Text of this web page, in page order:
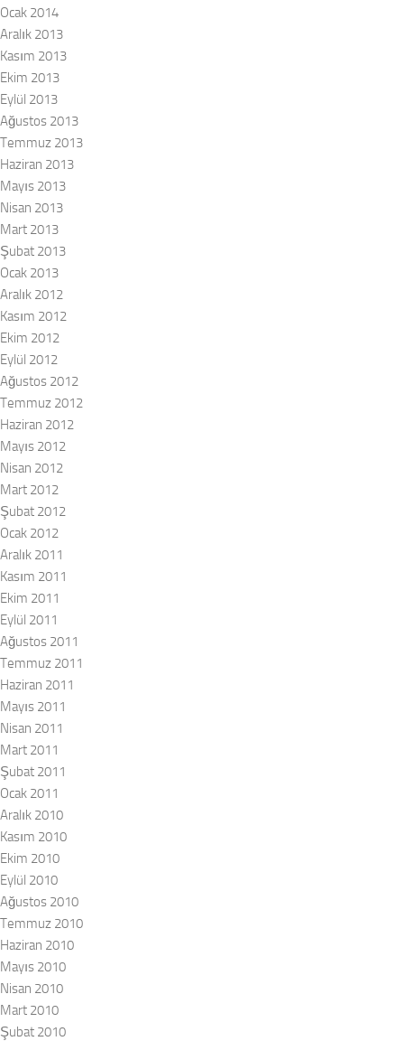
Ocak 2014
Aralık 2013
Kasım 2013
Ekim 2013
Eylül 2013
Ağustos 2013
Temmuz 2013
Haziran 2013
Mayıs 2013
Nisan 2013
Mart 2013
Şubat 2013
Ocak 2013
Aralık 2012
Kasım 2012
Ekim 2012
Eylül 2012
Ağustos 2012
Temmuz 2012
Haziran 2012
Mayıs 2012
Nisan 2012
Mart 2012
Şubat 2012
Ocak 2012
Aralık 2011
Kasım 2011
Ekim 2011
Eylül 2011
Ağustos 2011
Temmuz 2011
Haziran 2011
Mayıs 2011
Nisan 2011
Mart 2011
Şubat 2011
Ocak 2011
Aralık 2010
Kasım 2010
Ekim 2010
Eylül 2010
Ağustos 2010
Temmuz 2010
Haziran 2010
Mayıs 2010
Nisan 2010
Mart 2010
Şubat 2010